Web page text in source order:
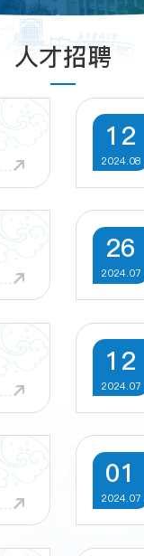
人才招聘
12
2024.08
26
2024.07
12
2024.07
01
2024.07